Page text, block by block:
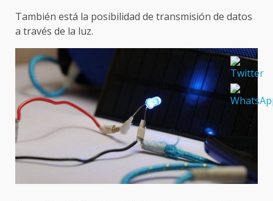
También está la posibilidad de transmisión de datos
a través de la luz.